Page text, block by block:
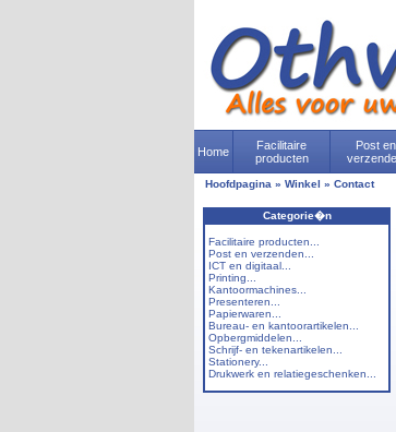
Home
Facilitaire
producten
Post en
Hoofdpagina » Winkel » Contact
Categorie�n
Facilitaire producten...
Post en verzenden...
ICT en digitaal...
Printing...
Kantoormachines...
Presenteren...
Papierwaren...
Bureau- en kantoorartikelen...
Opbergmiddelen...
Schrijf- en tekenartikelen...
Stationery...
Drukwerk en relatiegeschenken...